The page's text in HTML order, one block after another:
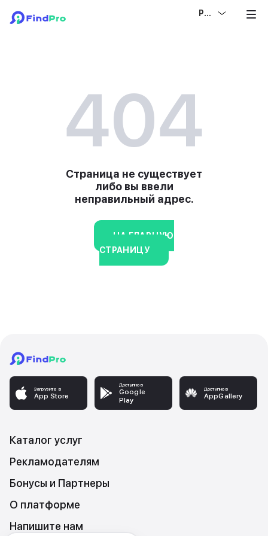
РУС
404
Страница не существует
либо вы ввели
неправильный адрес.
НА ГЛАВНУЮ
СТРАНИЦУ
Загрузите в
App Store
Доступно в
Google
Play
Доступно в
AppGallery
Каталог услуг
Рекламодателям
Бонусы и Партнеры
О платформе
Напишите нам